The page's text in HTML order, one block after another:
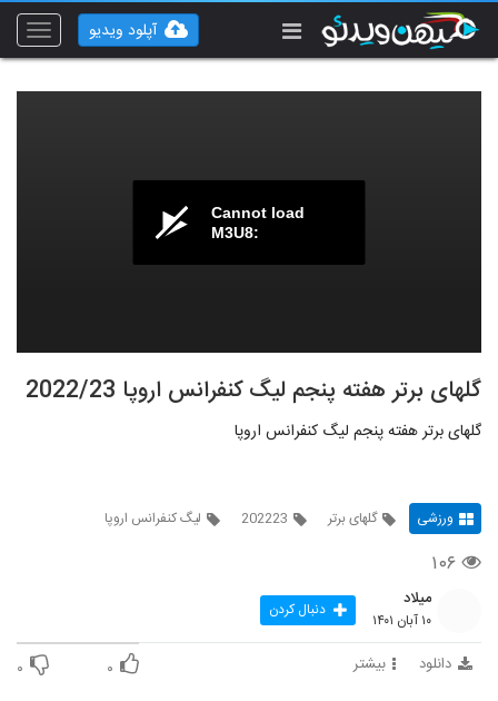
Toggle
آپلود ویدیو
Cannot load
M3U8:
گلهای برتر هفته پنجم لیگ کنفرانس اروپا 2022/23
گلهای برتر هفته پنجم لیگ کنفرانس اروپا
ورزشی گلهای برتر 202223 لیگ کنفرانس اروپا
۱۰۶
میلاد
۱۰ آبان ۱۴۰۱ دنبال کردن
دانلود بیشتر ۰ ۰